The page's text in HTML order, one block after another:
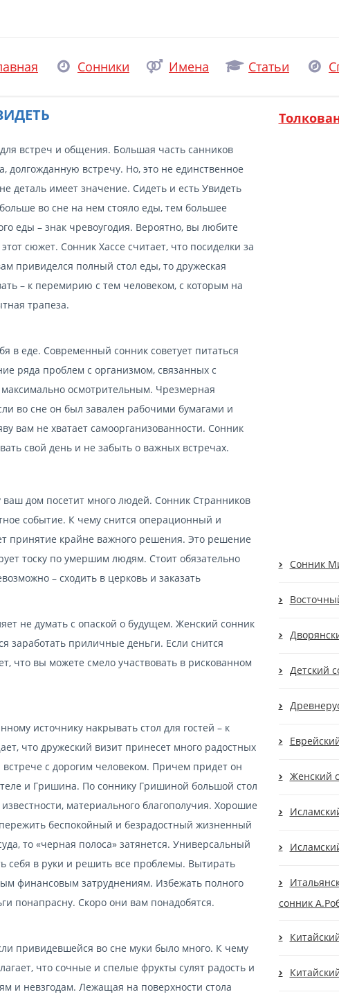
Сонники Имена Статьи
встреч и общения. Большая часть санников
встречу. Но, это не единственное
деталь имеет значение. Сидеть и есть Увидеть
во сне на нем стояло еды, тем большее
еды – знак чревоугодия. Вероятно, вы любите
сюжет. Сонник Хассе считает, что посиделки за
привиделся полный стол еды, то дружеская
– к перемирию с тем человеком, с которым на
трапеза.
в еде. Современный сонник советует питаться
ряда проблем с организмом, связанных с
осмотрительным. Чрезмерная
во сне он был завален рабочими бумагами и
вам не хватает самоорганизованности. Сонник
свой день и не забыть о важных встречах.
дом посетит много людей. Сонник Странников
событие. К чему снится операционный и
принятие крайне важного решения. Это решение
тоску по умершим людям. Стоит обязательно
– сходить в церковь и заказать
не думать с опаской о будущем. Женский сонник
заработать приличные деньги. Если снится
что вы можете смело участвовать в рискованном
источнику накрывать стол для гостей – к
что дружеский визит принесет много радостных
с дорогим человеком. Причем придет он
и Гришина. По соннику Гришиной большой стол
материального благополучия. Хорошие
беспокойный и безрадостный жизненный
то «черная полоса» затянется. Универсальный
себя в руки и решить все проблемы. Вытирать
финансовым затруднениям. Избежать полного
понапрасну. Скоро они вам понадобятся.
привидевшейся во сне муки было много. К чему
что сочные и спелые фрукты сулят радость и
и невзгодам. Лежащая на поверхности стола
Cонник
Детский
Женский
сонник